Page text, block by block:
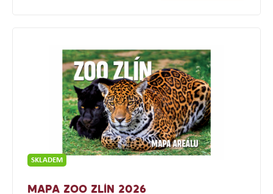
SKLADEM
MAPA ZOO ZLÍN 2026